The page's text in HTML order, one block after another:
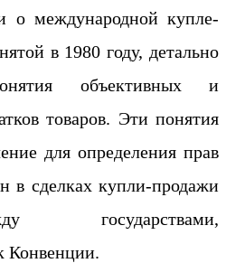
о международной купле-
в 1980 году, детально
объективных и
товаров. Эти понятия
для определения прав
в сделках купли-продажи
государствами,
Конвенции.